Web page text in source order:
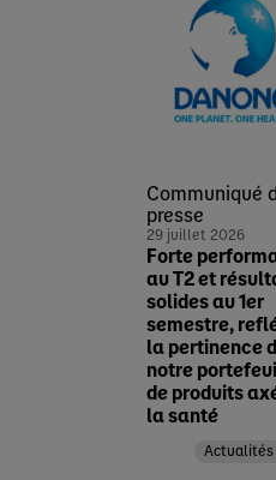
Communiqué
presse
29 juillet 2026
Forte
au T2 et
solides au 1er
semestre,
la pertinence
notre
de produits
la santé